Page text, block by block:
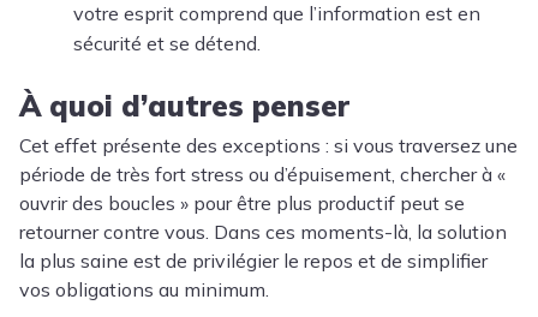
votre esprit comprend que l’information est en
sécurité et se détend.
À quoi d’autres penser
Cet effet présente des exceptions : si vous traversez une
période de très fort stress ou d’épuisement, chercher à «
ouvrir des boucles » pour être plus productif peut se
retourner contre vous. Dans ces moments-là, la solution
la plus saine est de privilégier le repos et de simplifier
vos obligations au minimum.